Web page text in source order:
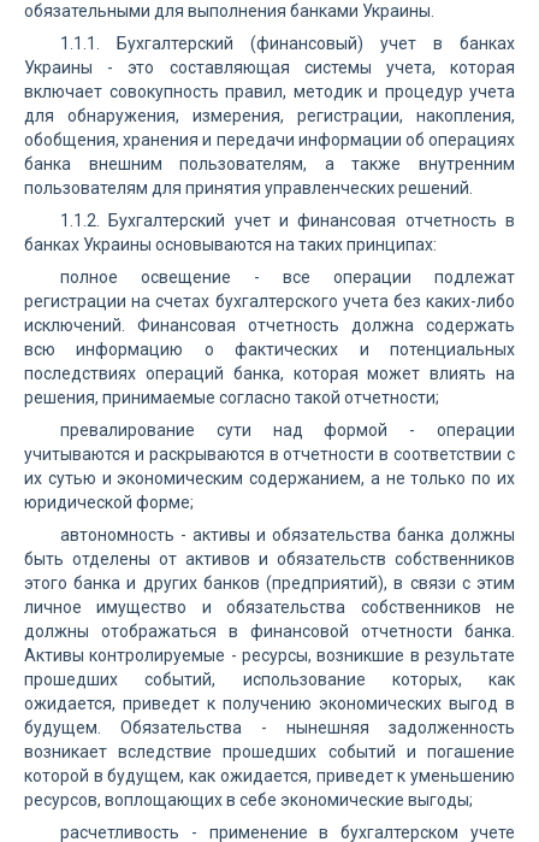
обязательными для выполнения банками Украины.
1.1.1. Бухгалтерский (финансовый) учет в банках
Украины - это составляющая системы учета, которая
включает совокупность правил, методик и процедур учета
для обнаружения, измерения, регистрации, накопления,
обобщения, хранения и передачи информации об операциях
банка внешним пользователям, а также внутренним
пользователям для принятия управленческих решений.
1.1.2. Бухгалтерский учет и финансовая отчетность в
банках Украины основываются на таких принципах:
полное освещение - все операции подлежат
регистрации на счетах бухгалтерского учета без каких-либо
исключений. Финансовая отчетность должна содержать
всю информацию о фактических и потенциальных
последствиях операций банка, которая может влиять на
решения, принимаемые согласно такой отчетности;
превалирование сути над формой - операции
учитываются и раскрываются в отчетности в соответствии с
их сутью и экономическим содержанием, а не только по их
юридической форме;
автономность - активы и обязательства банка должны
быть отделены от активов и обязательств собственников
этого банка и других банков (предприятий), в связи с этим
личное имущество и обязательства собственников не
должны отображаться в финансовой отчетности банка.
Активы контролируемые - ресурсы, возникшие в результате
прошедших событий, использование которых, как
ожидается, приведет к получению экономических выгод в
будущем. Обязательства - нынешняя задолженность
возникает вследствие прошедших событий и погашение
которой в будущем, как ожидается, приведет к уменьшению
ресурсов, воплощающих в себе экономические выгоды;
расчетливость - применение в бухгалтерском учете